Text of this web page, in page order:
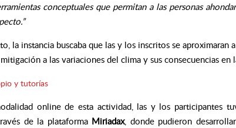
conceptuales que permitan a las personas
la instancia buscaba que las y los inscritos se
a las variaciones del clima y sus consecuencias en
y tutorías
online de esta actividad, las y los participantes
de la plataforma Miriadax, donde pudieron